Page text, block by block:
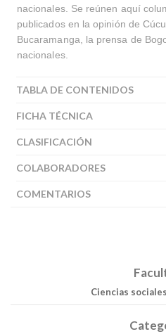
nacionales. Se reúnen aquí
publicados en la opinión de
Bucaramanga, la prensa de
nacionales.
TABLA DE CONTENIDOS
FICHA TÉCNICA
CLASIFICACIÓN
COLABORADORES
COMENTARIOS
Ciencias